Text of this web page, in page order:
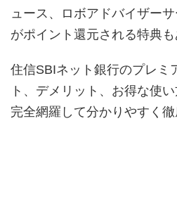
ュース、ロボアドバイザー
がポイント還元される特典も
住信SBIネット銀行のプレミ
ト、デメリット、お得な使
完全網羅して分かりやすく徹